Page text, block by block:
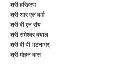
श्री हरिहरण
श्री आर एल वर्मा
श्री वी एन रॉय
श्री रामेश्वर दयाल
श्री वी पी भटनागर
श्री मोहन दास